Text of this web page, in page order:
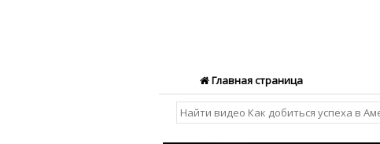
Главная страница